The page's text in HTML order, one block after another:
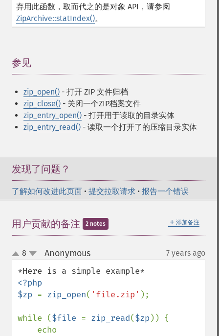
弃用此函数，取而代之的是对象 API，请参阅
ZipArchive::statIndex()。
参见
zip_open() - 打开 ZIP 文件归档
zip_close() - 关闭一个ZIP档案文件
zip_entry_open() - 打开用于读取的目录实体
zip_entry_read() - 读取一个打开了的压缩目录实体
发现了问题？
了解如何改进此页面 • 提交拉取请求 • 报告一个错误
＋ 添加备注
用户贡献的备注 2 notes
up
down
8 Anonymous¶ 7 years ago
<?php
$zp = zip_open( 'file.zip' );
while ($file = zip_read($zp )) {